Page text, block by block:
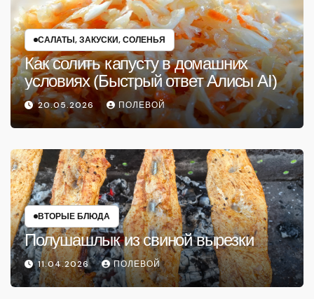
САЛАТЫ, ЗАКУСКИ, СОЛЕНЬЯ
Как солить капусту в домашних
условиях (Быстрый ответ Алисы AI)
20.05.2026 ПОЛЕВОЙ
ВТОРЫЕ БЛЮДА
Полушашлык из свиной вырезки
11.04.2026 ПОЛЕВОЙ